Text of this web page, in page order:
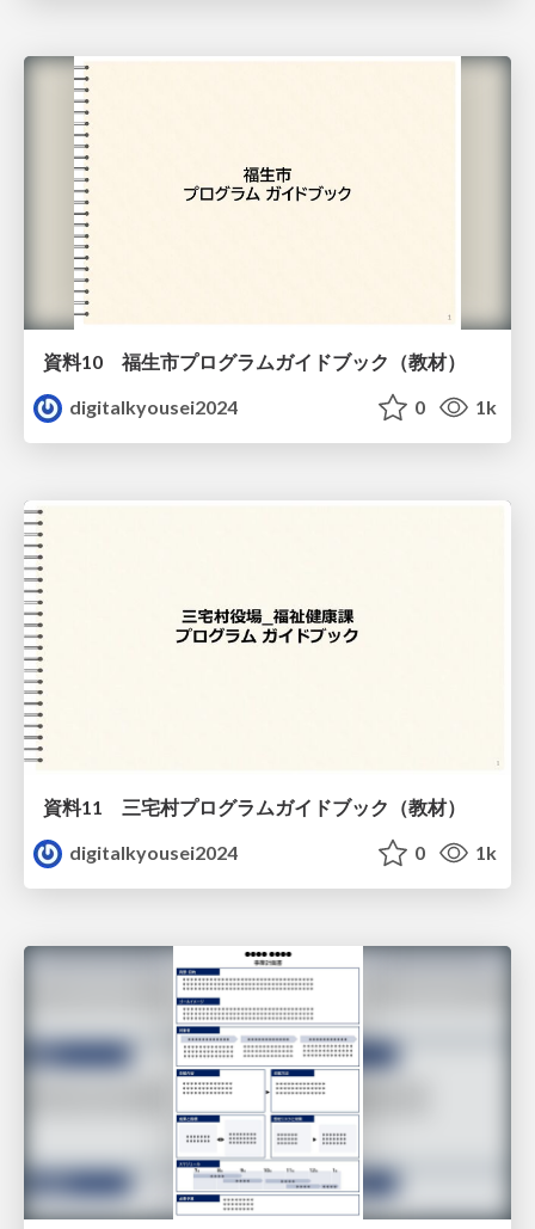
資料10 福生市プログラムガイドブック（教材）
digitalkyousei2024
0 1k
資料11 三宅村プログラムガイドブック（教材）
digitalkyousei2024
0 1k